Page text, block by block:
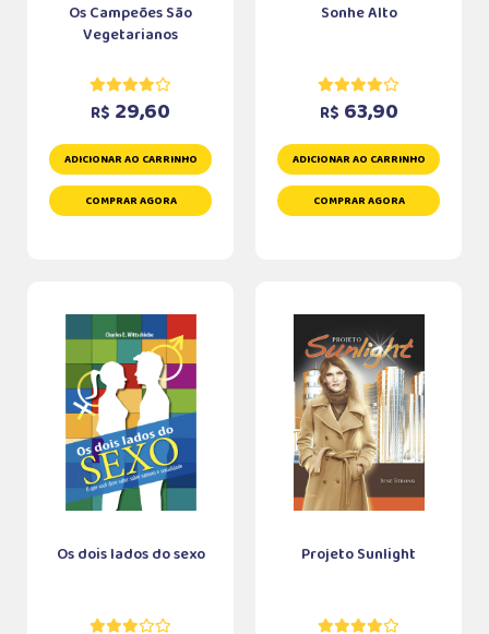
Os Campeões São
Vegetarianos
R$ 29,60
ADICIONAR AO CARRINHO
COMPRAR AGORA
Sonhe Alto
R$ 63,90
ADICIONAR AO CARRINHO
COMPRAR AGORA
Os dois lados do sexo Projeto Sunlight